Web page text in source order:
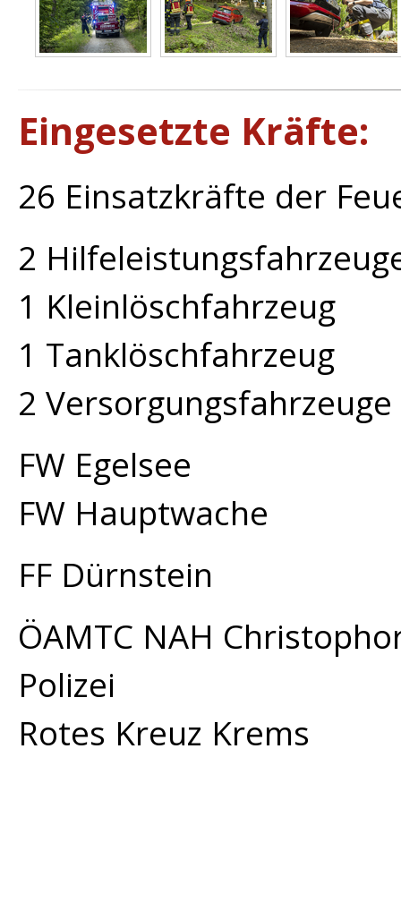
Eingesetzte Kräfte:
26 Einsatzkräfte der
2
1 Kleinlöschfahrzeug
1 Tanklöschfahrzeug
2 Versorgungsfahrzeuge
FW Egelsee
FW Hauptwache
FF Dürnstein
ÖAMTC NAH
Polizei
Rotes Kreuz Krems